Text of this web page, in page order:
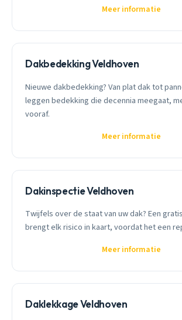
Meer informatie
Dakbedekking Veldhoven
Nieuwe dakbedekking? Van plat dak tot
leggen bedekking die decennia meegaat,
vooraf.
Meer informatie
Dakinspectie Veldhoven
Twijfels over de staat van uw dak? Een
brengt elk risico in kaart, voordat het een
Meer informatie
Daklekkage Veldhoven